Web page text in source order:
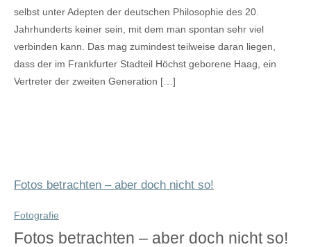
selbst unter Adepten der deutschen Philosophie des 20.
Jahrhunderts keiner sein, mit dem man spontan sehr viel
verbinden kann. Das mag zumindest teilweise daran liegen,
dass der im Frankfurter Stadteil Höchst geborene Haag, ein
Vertreter der zweiten Generation […]
Fotos betrachten – aber doch nicht so!
Fotografie
Fotos betrachten – aber doch nicht so!